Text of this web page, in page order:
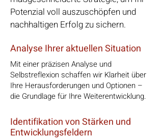
Potenzial voll auszuschöpfen und
nachhaltigen Erfolg zu sichern.
Analyse Ihrer aktuellen Situation
Mit einer präzisen Analyse und
Selbstreflexion schaffen wir Klarheit über
Ihre Herausforderungen und Optionen –
die Grundlage für Ihre Weiterentwicklung.
Identifikation von Stärken und
Entwicklungsfeldern